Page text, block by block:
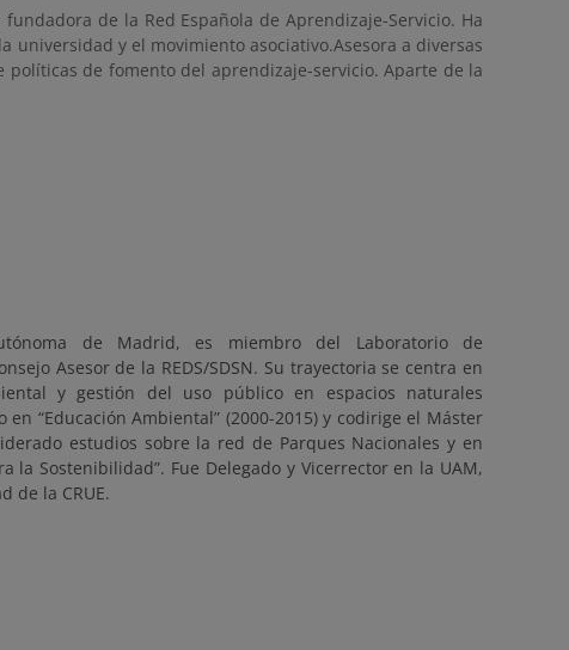
de la Red Española de Aprendizaje-Servicio. Ha
universidad y el movimiento asociativo.Asesora a diversas
de fomento del aprendizaje-servicio. Aparte de la
de Madrid, es miembro del Laboratorio de
Asesor de la REDS/SDSN. Su trayectoria se centra en
y gestión del uso público en espacios naturales
“Educación Ambiental” (2000-2015) y codirige el Máster
estudios sobre la red de Parques Nacionales y en
la Sostenibilidad”. Fue Delegado y Vicerrector en la UAM,
de la CRUE.